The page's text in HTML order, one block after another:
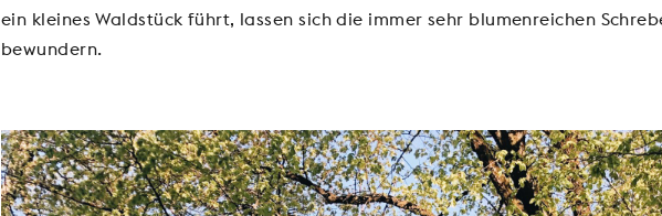
ein kleines Waldstück führt, lassen sich die immer sehr blumenreichen
bewundern.